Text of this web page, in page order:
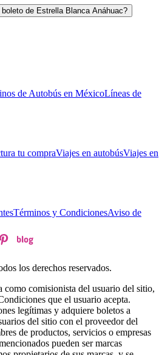
de Estrella Blanca Anáhuac?
de Autobús en MéxicoLíneas de
tu compraViajes en autobúsViajes en
Términos y CondicionesAviso de
los derechos reservados.
como comisionista del usuario del sitio,
que el usuario acepta.
legítimas y adquiere boletos a
del sitio con el proveedor del
de productos, servicios o empresas
pueden ser marcas